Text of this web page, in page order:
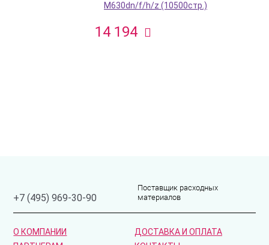
M630dn/f/h/z (10500стр.)
14 194
+7 (495) 969-30-90
Поставщик расходных
материалов
О КОМПАНИИ
ДОСТАВКА И ОПЛАТА